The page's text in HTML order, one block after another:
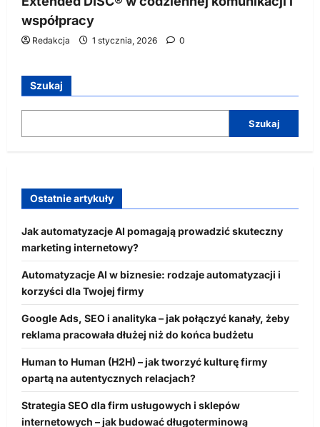
współpracy
Redakcja 1 stycznia, 2026 0
Szukaj
Szukaj
Ostatnie artykuły
Jak automatyzacje AI pomagają prowadzić skuteczny
marketing internetowy?
Automatyzacje AI w biznesie: rodzaje automatyzacji i
korzyści dla Twojej firmy
Google Ads, SEO i analityka – jak połączyć kanały, żeby
reklama pracowała dłużej niż do końca budżetu
Human to Human (H2H) – jak tworzyć kulturę firmy
opartą na autentycznych relacjach?
Strategia SEO dla firm usługowych i sklepów
internetowych – jak budować długoterminową